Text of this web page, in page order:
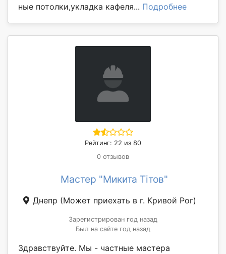
ные потолки,укладка кафеля... Подробнее
Рейтинг: 22 из 80
0 отзывов
Мастер "Микита Тітов"
Днепр (Может приехать в г. Кривой Рог)
Зарегистрирован год назад
Был на сайте год назад
Здравствуйте. Мы - частные мастера